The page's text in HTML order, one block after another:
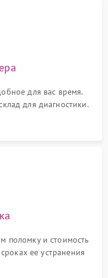
для вас время.
для диагностики.
поломку и стоимость
ее устранения